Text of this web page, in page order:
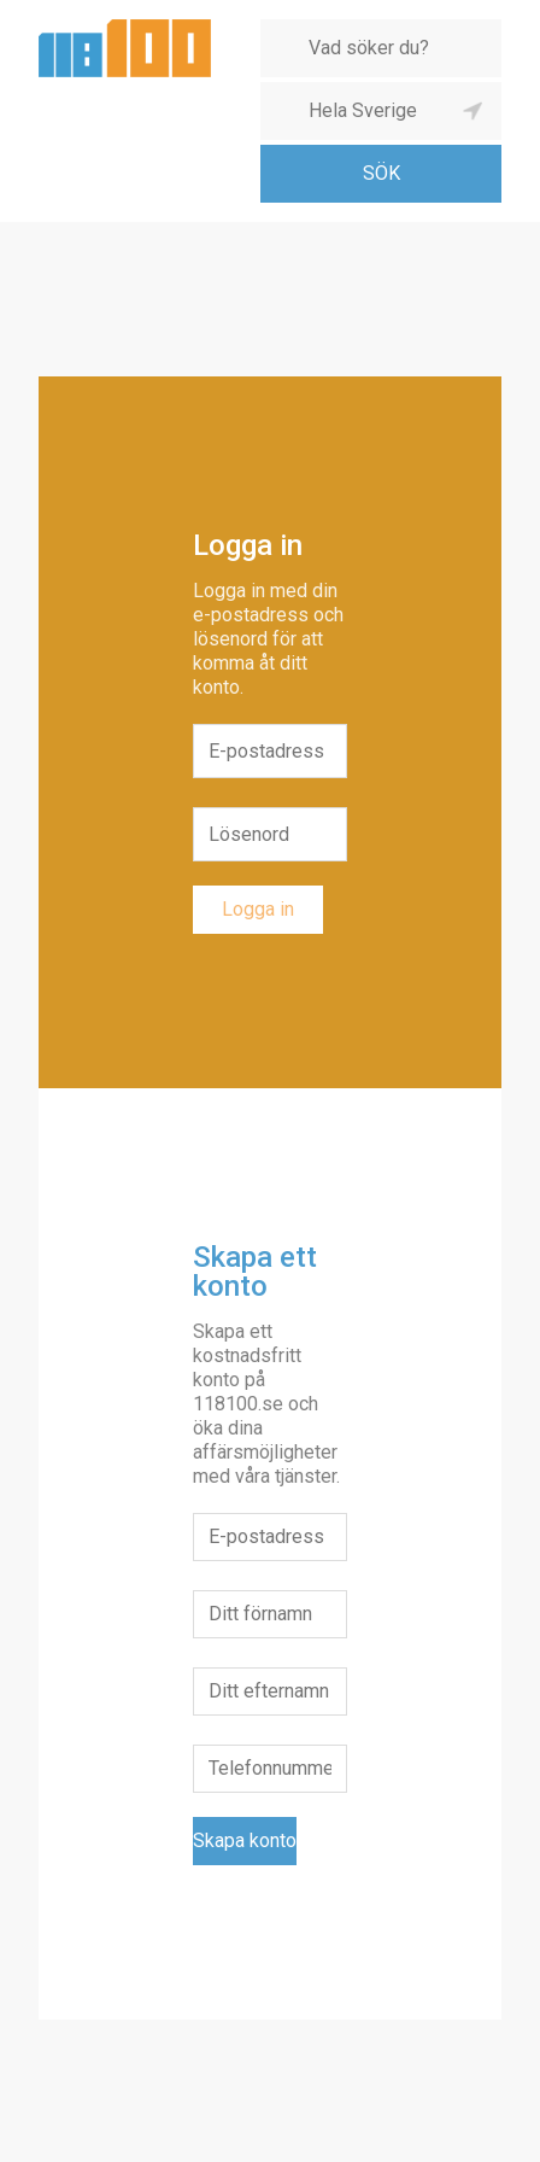
Logga in
Logga in med din
e-postadress och
lösenord för att
komma åt ditt
konto.
Skapa ett
konto
Skapa ett
kostnadsfritt
konto på
118100.se och
öka dina
affärsmöjligheter
med våra tjänster.